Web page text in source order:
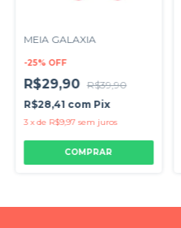
MEIA GALAXIA
-25% OFF
R$29,90 R$39,90
R$28,41 com Pix
3 xde R$9,97 sem juros
COMPRAR